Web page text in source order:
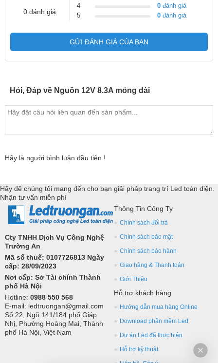
0 đánh giá
4
0 đánh giá
5
0 đánh giá
GỬI ĐÁNH GIÁ CỦA BẠN
Hỏi, Đáp về Nguồn 12V 8.3A mỏng dài
Hãy là người bình luận đầu tiên !
Hãy để chúng tôi mang đến cho bạn giải pháp trang trí Led toàn diện.
Nhận tư vấn miễn phí
Cty TNHH Dịch Vụ Công Nghệ
Trường An
Mã số thuế: 0107726813 Ngày
cấp: 28/09/2023
Nơi cấp: Sở Tài chính Thành
phố Hà Nội
Hotline: 0988 550 568
E-mail: ledtruongan@gmail.com
Số 22, Ngõ 141/184 phố Giáp
Nhị, Phường Hoàng Mai, Thành
phố Hà Nội, Việt Nam
Thông Tin Công Ty
Chính sách đổi trả
Chính sách bảo mật
Chính sách bảo hành
Giao hàng & Thanh toán
Giới Thiệu
Hỗ trợ khách hàng
Hướng dẫn mua hàng Online
Download phần mềm Led
Dự án Led đã thực hiện
Hỗ trợ kỹ thuật